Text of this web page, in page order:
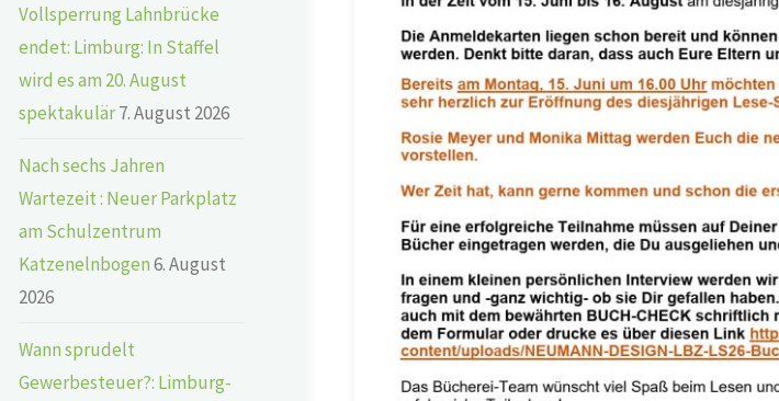
Vollsperrung Lahnbrücke
endet: Limburg: In Staffel
wird es am 20. August
spektakulär7. August 2026
Nach sechs Jahren
Wartezeit : Neuer Parkplatz
am Schulzentrum
Katzenelnbogen6. August
2026
Wann sprudelt
Gewerbesteuer?: Limburg-